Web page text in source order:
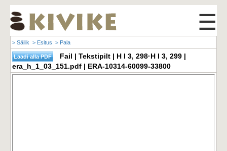
☰
> Säilik > Esitus > Pala
Fail | Tekstipilt | H I 3, 298·H I 3, 299 |
era_h_1_03_151.pdf | ERA-10314-60099-33800